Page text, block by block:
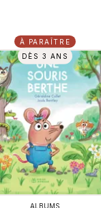
À PARAÎTRE
DÈS 3 ANS
ALBUMS